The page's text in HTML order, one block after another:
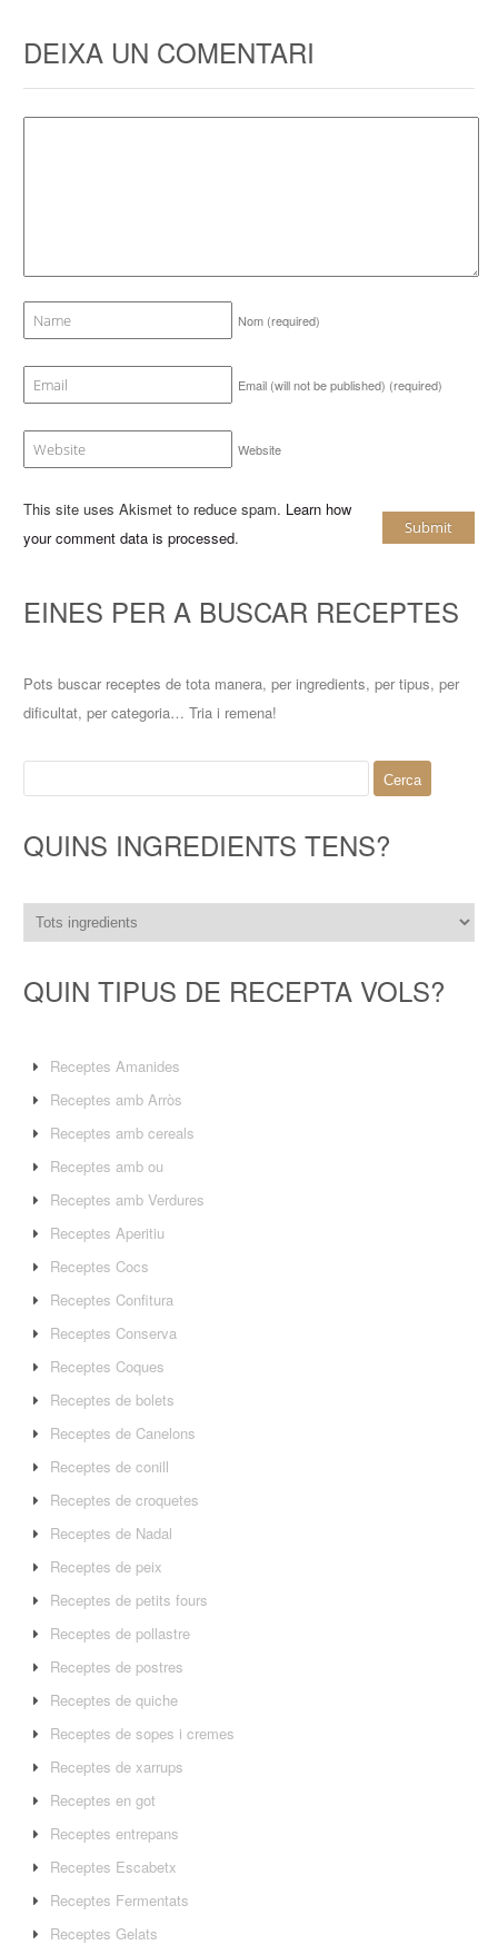
DEIXA UN COMENTARI
Nom (required)
Email (will not be published) (required)
Website
This site uses Akismet to reduce spam. Learn how
your comment data is processed.
EINES PER A BUSCAR RECEPTES
Pots buscar receptes de tota manera, per ingredients, per tipus, per
dificultat, per categoria… Tria i remena!
QUINS INGREDIENTS TENS?
QUIN TIPUS DE RECEPTA VOLS?
Receptes Amanides
Receptes amb Arròs
Receptes amb cereals
Receptes amb ou
Receptes amb Verdures
Receptes Aperitiu
Receptes Cocs
Receptes Confitura
Receptes Conserva
Receptes Coques
Receptes de bolets
Receptes de Canelons
Receptes de conill
Receptes de croquetes
Receptes de Nadal
Receptes de peix
Receptes de petits fours
Receptes de pollastre
Receptes de postres
Receptes de quiche
Receptes de sopes i cremes
Receptes de xarrups
Receptes en got
Receptes entrepans
Receptes Escabetx
Receptes Fermentats
Receptes Gelats